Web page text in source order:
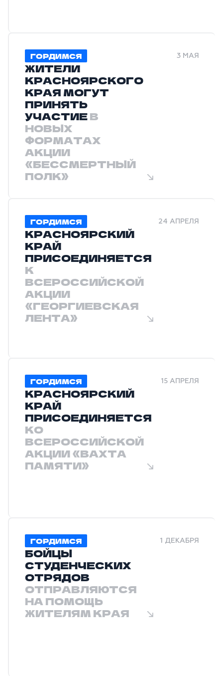
ГОРДИМСЯ 3 МАЯ
ЖИТЕЛИ
КРАСНОЯРСКОГО
КРАЯ МОГУТ
ПРИНЯТЬ
УЧАСТИЕВ
НОВЫХ
ФОРМАТАХ
АКЦИИ
«БЕССМЕРТНЫЙ
ПОЛК»
ГОРДИМСЯ 24 АПРЕЛЯ
КРАСНОЯРСКИЙ
КРАЙ
ПРИСОЕДИНЯЕТСЯ
К
ВСЕРОССИЙСКОЙ
АКЦИИ
«ГЕОРГИЕВСКАЯ
ЛЕНТА»
ГОРДИМСЯ 15 АПРЕЛЯ
КРАСНОЯРСКИЙ
КРАЙ
ПРИСОЕДИНЯЕТСЯ
КО
ВСЕРОССИЙСКОЙ
АКЦИИ «ВАХТА
ПАМЯТИ»
ГОРДИМСЯ 1 ДЕКАБРЯ
БОЙЦЫ
СТУДЕНЧЕСКИХ
ОТРЯДОВ
ОТПРАВЛЯЮТСЯ
НА ПОМОЩЬ
ЖИТЕЛЯМ КРАЯ